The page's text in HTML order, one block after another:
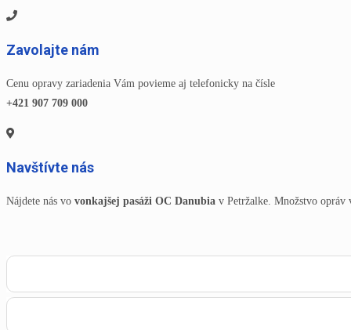
Zavolajte nám
Cenu opravy zariadenia Vám povieme aj telefonicky na čísle
+421 907 709 000
Navštívte nás
Nájdete nás vo vonkajšej pasáži OC Danubia v Petržalke. Množstvo opráv